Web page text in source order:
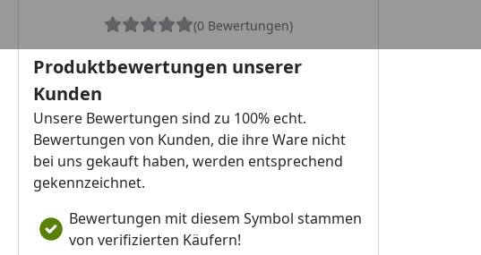
(0 Bewertungen)
Produktbewertungen unserer
Kunden
Unsere Bewertungen sind zu 100% echt.
Bewertungen von Kunden, die ihre Ware nicht
bei uns gekauft haben, werden entsprechend
gekennzeichnet.
Bewertungen mit diesem Symbol stammen
von verifizierten Käufern!